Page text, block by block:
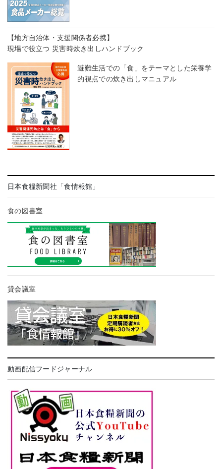
【地方自治体・支援関係者必携】
現場で役立つ 災害時炊き出しハンドブック
避難生活での「食」をテーマとした栄養学
的視点での炊き出しマニュアル
日本食糧新聞社「食情報館」
食の図書室
貸会議室
動画配信フードジャーナル